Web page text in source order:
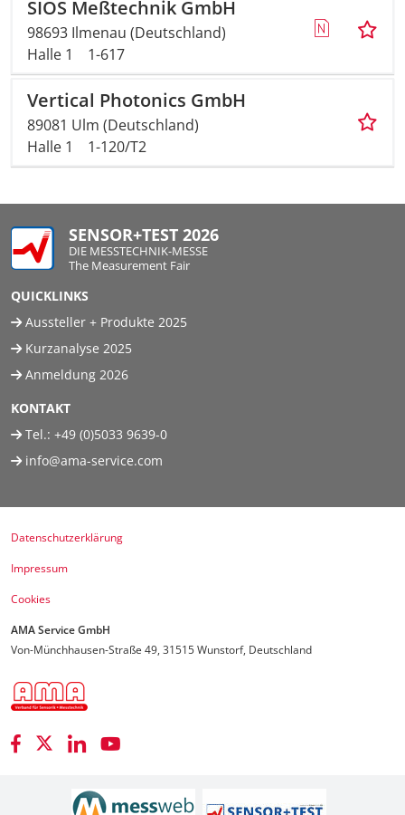
SIOS Meßtechnik GmbH
98693 Ilmenau (Deutschland)
Halle 1
1-617
Vertical Photonics GmbH
89081 Ulm (Deutschland)
Halle 1
1-120/T2
SENSOR+TEST 2026
DIE MESSTECHNIK-MESSE
The Measurement Fair
QUICKLINKS
Aussteller + Produkte 2025
Kurzanalyse 2025
Anmeldung 2026
KONTAKT
Tel.: +49 (0)5033 9639-0
info@ama-service.com
Datenschutzerklärung
Impressum
Cookies
AMA Service GmbH
Von-Münchhausen-Straße 49, 31515 Wunstorf, Deutschland